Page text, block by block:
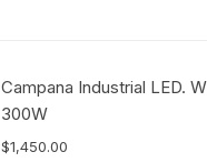
Campana Industrial LED.
300W
$1,450.00